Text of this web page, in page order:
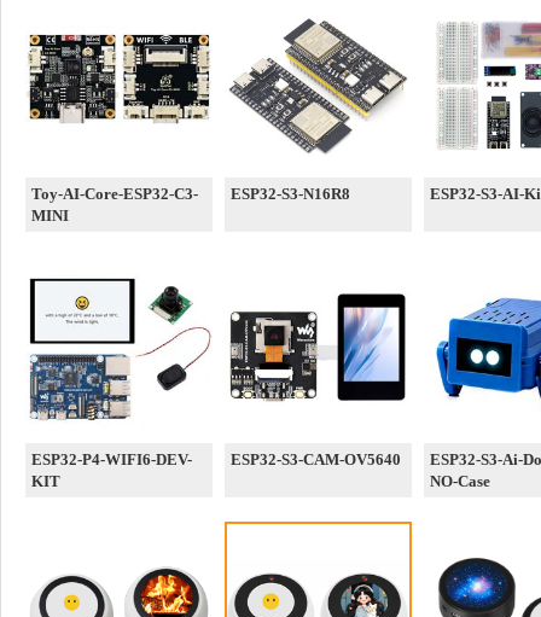
Toy-AI-Core-ESP32-C3-
MINI
ESP32-S3-N16R8 ESP32-S3-AI-
ESP32-P4-WIFI6-DEV-
KIT
ESP32-S3-CAM-OV5640
ESP32-S3-Ai-
NO-Case